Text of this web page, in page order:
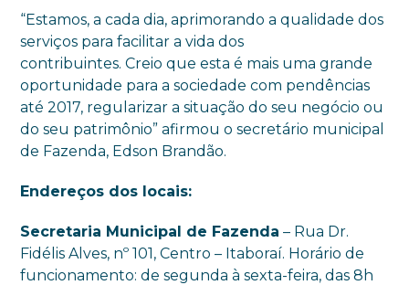
“Estamos, a cada dia, aprimorando a qualidade dos
serviços para facilitar a vida dos
contribuintes. Creio que esta é mais uma grande
oportunidade para a sociedade com pendências
até 2017, regularizar a situação do seu negócio ou
do seu patrimônio” afirmou o secretário municipal
de Fazenda, Edson Brandão.
Endereços dos locais:
Secretaria Municipal de Fazenda – Rua Dr.
Fidélis Alves, nº 101, Centro – Itaboraí. Horário de
funcionamento: de segunda à sexta-feira, das 8h